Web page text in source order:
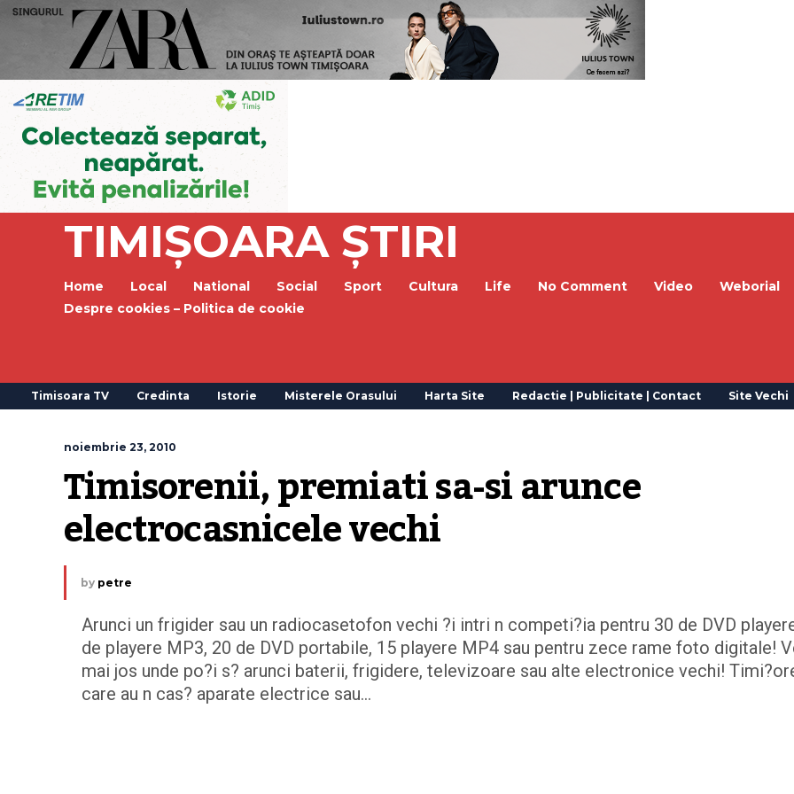
TIMIȘOARA ȘTIRI
Home Local National Social Sport Cultura Life No Comment Video
Weborial
Despre cookies – Politica de cookie
Timisoara TV Credinta Istorie Misterele Orasului Harta Site Redactie | Publicitate | Contact Site Vechi
noiembrie 23, 2010
Timisorenii, premiati sa-si arunce
electrocasnicele vechi
by petre
Arunci un frigider sau un radiocasetofon vechi ?i intri n competi?ia pentru 30 de DVD
de playere MP3, 20 de DVD portabile, 15 playere MP4 sau pentru zece rame foto digitale!
mai jos unde po?i s? arunci baterii, frigidere, televizoare sau alte electronice vechi!
care au n cas? aparate electrice sau…